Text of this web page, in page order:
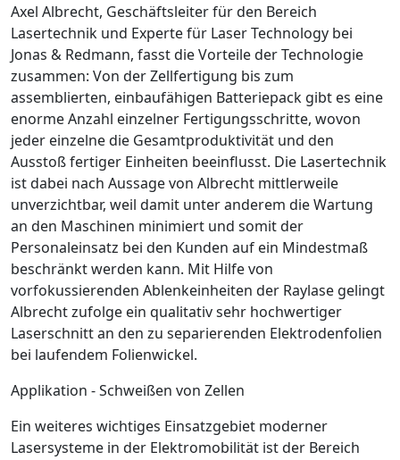
Axel Albrecht, Geschäftsleiter für den Bereich
Lasertechnik und Experte für Laser Technology bei
Jonas & Redmann, fasst die Vorteile der Technologie
zusammen: Von der Zellfertigung bis zum
assemblierten, einbaufähigen Batteriepack gibt es eine
enorme Anzahl einzelner Fertigungsschritte, wovon
jeder einzelne die Gesamtproduktivität und den
Ausstoß fertiger Einheiten beeinflusst. Die Lasertechnik
ist dabei nach Aussage von Albrecht mittlerweile
unverzichtbar, weil damit unter anderem die Wartung
an den Maschinen minimiert und somit der
Personaleinsatz bei den Kunden auf ein Mindestmaß
beschränkt werden kann. Mit Hilfe von
vorfokussierenden Ablenkeinheiten der Raylase gelingt
Albrecht zufolge ein qualitativ sehr hochwertiger
Laserschnitt an den zu separierenden Elektrodenfolien
bei laufendem Folienwickel.
Applikation - Schweißen von Zellen
Ein weiteres wichtiges Einsatzgebiet moderner
Lasersysteme in der Elektromobilität ist der Bereich